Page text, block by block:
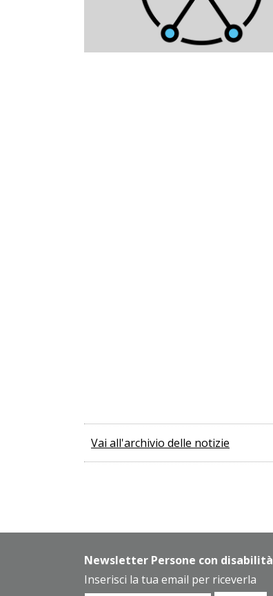
Vai all'archivio delle notizie
Newsletter Persone con disabilità
Inserisci la tua email per riceverla